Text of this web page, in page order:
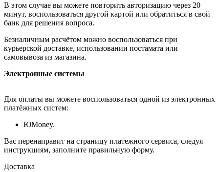
В этом случае вы можете повторить авторизацию через 20
минут, воспользоваться другой картой или обратиться в свой
банк для решения вопроса.
Безналичным расчётом можно воспользоваться при
курьерской доставке, использовании постамата или
самовывоза из магазина.
Электронные системы
Для оплаты вы можете воспользоваться одной из электронных
платёжных систем:
ЮMoney.
Вас перенаправит на страницу платежного сервиса, следуя
инструкциям, заполните правильную форму.
Доставка